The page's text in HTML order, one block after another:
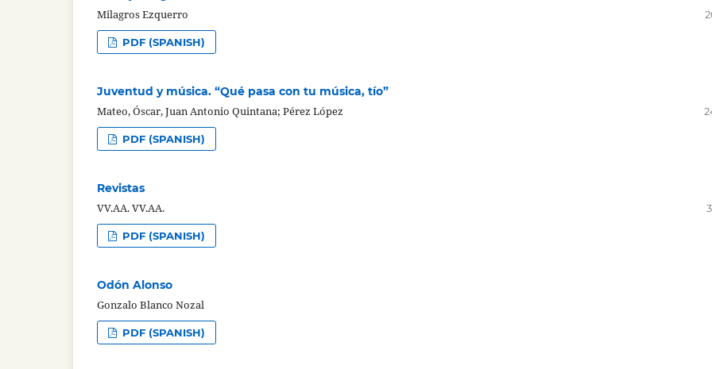
Milagros Ezquerro
PDF (SPANISH)
Juventud y música. “Qué pasa con tu música, tío”
Mateo, Óscar, Juan Antonio Quintana; Pérez López
PDF (SPANISH)
Revistas
VV.AA. VV.AA.
PDF (SPANISH)
Odón Alonso
Gonzalo Blanco Nozal
PDF (SPANISH)